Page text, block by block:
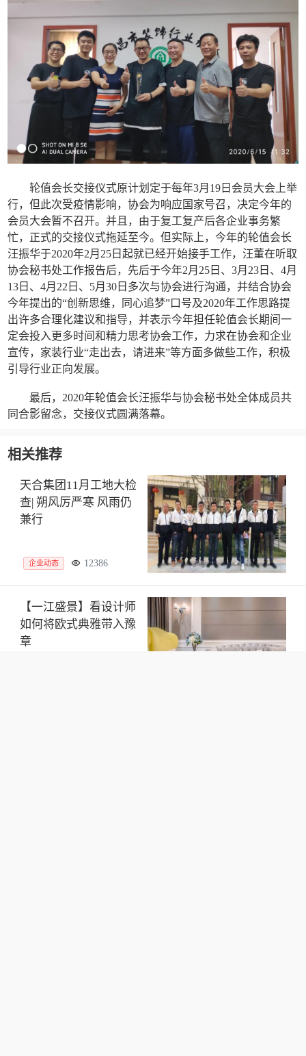
轮值会长交接仪式原计划定于每年3月19日会员大会上举
行，但此次受疫情影响，协会为响应国家号召，决定今年的
会员大会暂不召开。并且，由于复工复产后各企业事务繁
忙，正式的交接仪式拖延至今。但实际上，今年的轮值会长
汪振华于2020年2月25日起就已经开始接手工作，汪董在听取
协会秘书处工作报告后，先后于今年2月25日、3月23日、4月
13日、4月22日、5月30日多次与协会进行沟通，并结合协会
今年提出的“创新思维，同心追梦”口号及2020年工作思路提
出许多合理化建议和指导，并表示今年担任轮值会长期间一
定会投入更多时间和精力思考协会工作，力求在协会和企业
宣传，家装行业“走出去，请进来”等方面多做些工作，积极
引导行业正向发展。
最后，2020年轮值会长汪振华与协会秘书处全体成员共
同合影留念，交接仪式圆满落幕。
相关推荐
天合集团11月工地大检
查| 朔风厉严寒 风雨仍
兼行
企业动态 12386
【一江盛景】看设计师
如何将欧式典雅带入豫
章